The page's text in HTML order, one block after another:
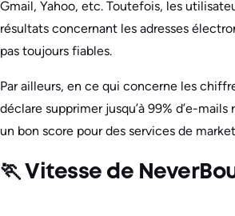
Gmail, Yahoo, etc. Toutefois, les
résultats concernant les adresses
pas toujours fiables.
Par ailleurs, en ce qui concerne les
déclare supprimer jusqu’à 99% d’e-
un bon score pour des services de
🏃 Vitesse de